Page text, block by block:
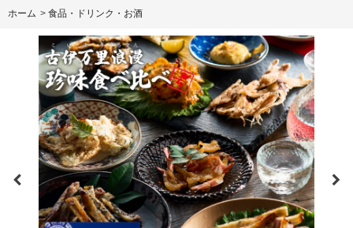
ホーム > 食品・ドリンク・お酒